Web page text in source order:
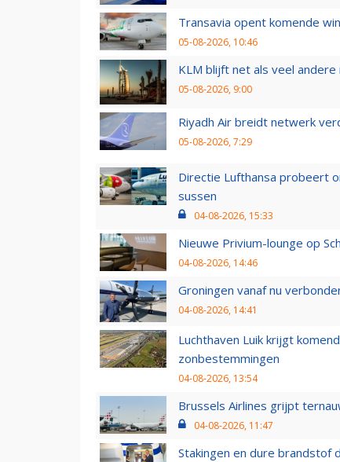
Transavia opent komende
05-08-2026, 10:46
KLM blijft net als veel
05-08-2026, 9:00
Riyadh Air breidt netwerk
05-08-2026, 7:29
Directie Lufthansa probeert
sussen
04-08-2026, 15:33
Nieuwe Privium-lounge op
04-08-2026, 14:46
Groningen vanaf nu
04-08-2026, 14:41
Luchthaven Luik krijgt
zonbestemmingen
04-08-2026, 13:54
Brussels Airlines grijpt
04-08-2026, 11:47
Stakingen en dure brandstof